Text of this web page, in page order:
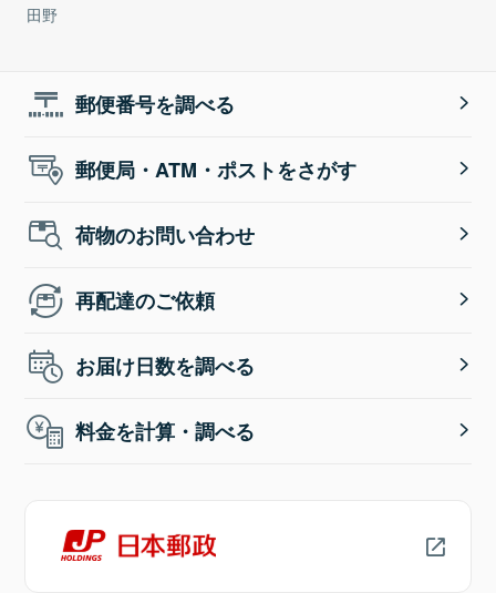
田野
郵便番号を調べる
郵便局・ATM・ポストをさがす
荷物のお問い合わせ
再配達のご依頼
お届け日数を調べる
料金を計算・調べる